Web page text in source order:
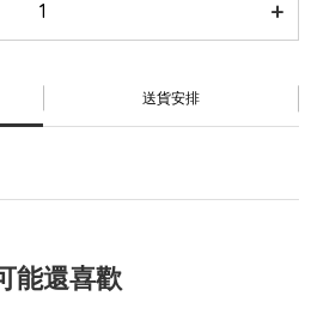
送貨安排
能還喜歡